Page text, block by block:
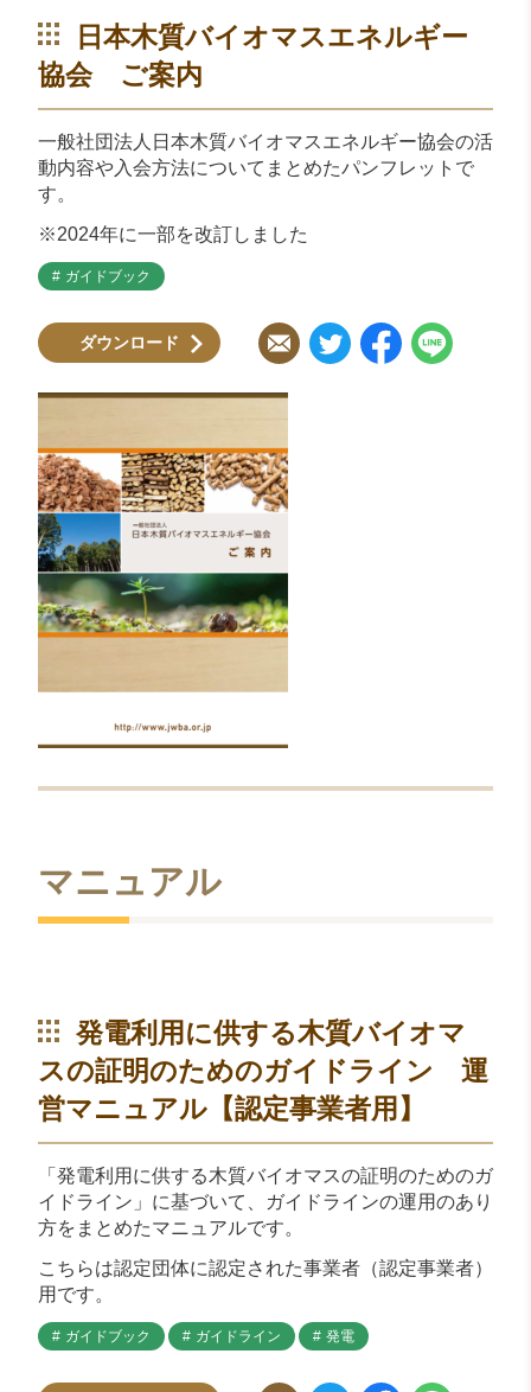
日本木質バイオマスエネルギー
協会 ご案内
一般社団法人日本木質バイオマスエネルギー協会の活
動内容や入会方法についてまとめたパンフレットで
す。
※2024年に一部を改訂しました
ガイドブック
ダウンロード
マニュアル
発電利用に供する木質バイオマ
スの証明のためのガイドライン 運
営マニュアル【認定事業者用】
「発電利用に供する木質バイオマスの証明のためのガ
イドライン」に基づいて、ガイドラインの運用のあり
方をまとめたマニュアルです。
こちらは認定団体に認定された事業者（認定事業者）
用です。
ガイドブック ガイドライン 発電